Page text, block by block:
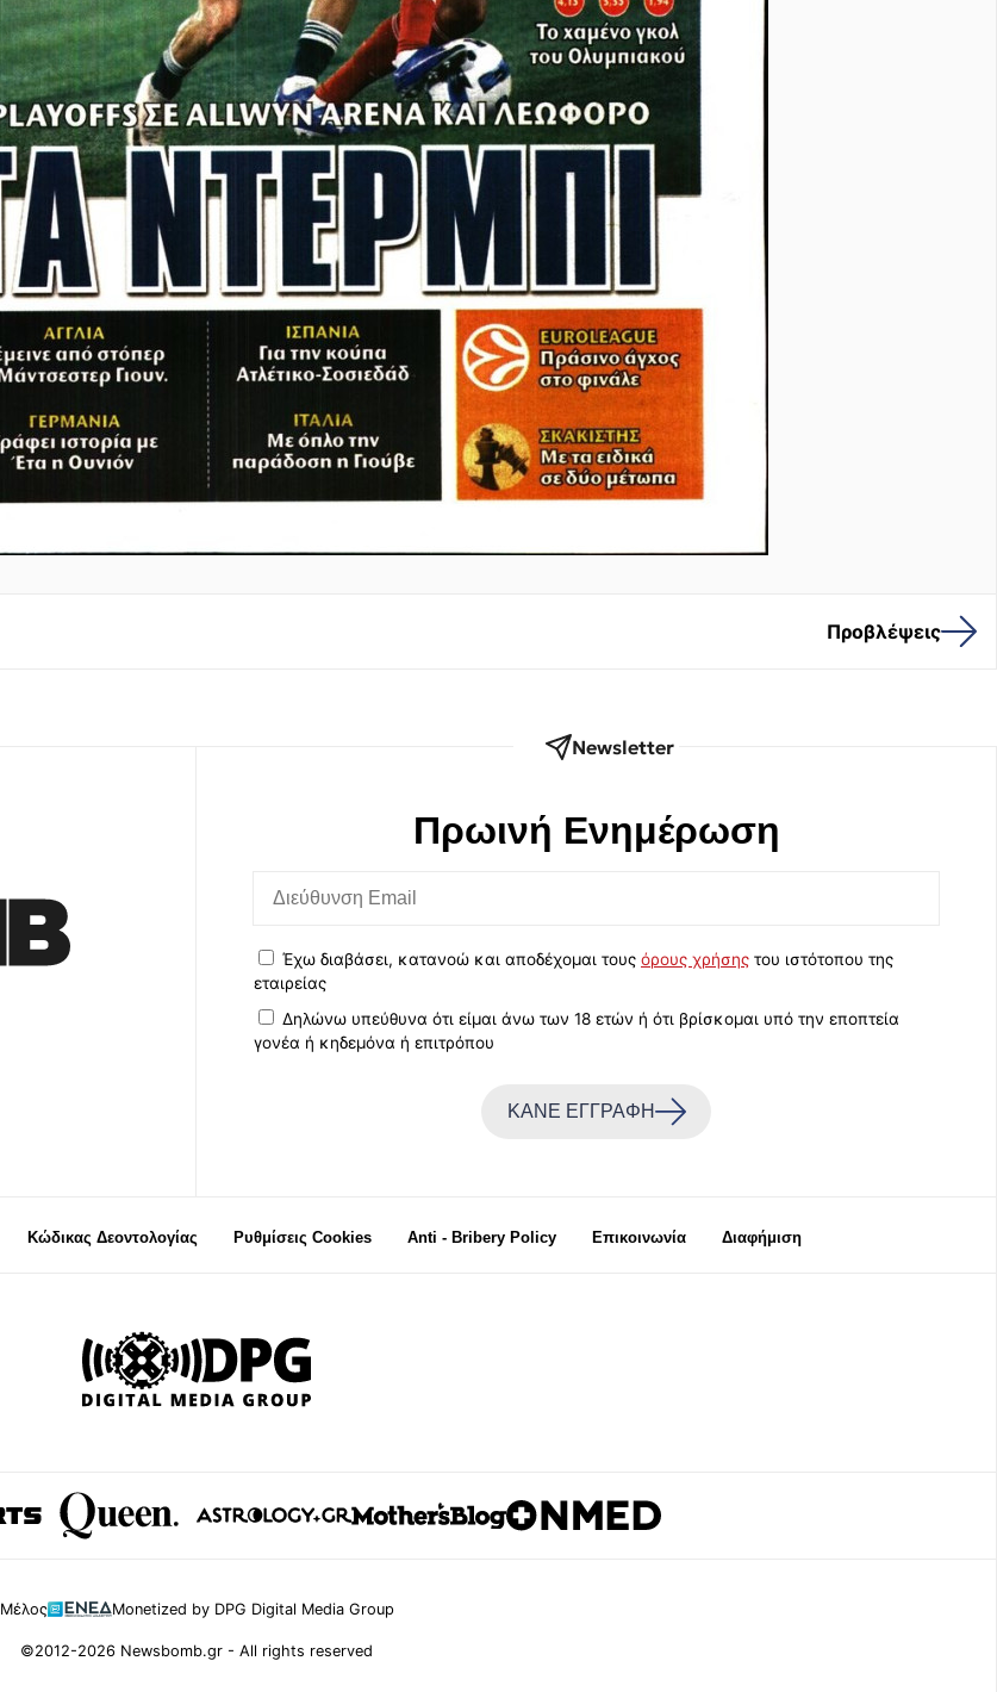
Προβλέψεις
Newsletter
Πρωινή Eνημέρωση
Έχω διαβάσει, κατανοώ και αποδέχομαι τους όρους χρήσης του ιστότοπου της
εταιρείας
Δηλώνω υπεύθυνα ότι είμαι άνω των 18 ετών ή ότι βρίσκομαι υπό την εποπτεία
γονέα ή κηδεμόνα ή επιτρόπου
ΚΑΝΕ ΕΓΓΡΑΦΗ
Κώδικας Δεοντολογίας Ρυθμίσεις Cookies Anti - Bribery Policy Επικοινωνία Διαφήμιση
Μέλος Monetized by DPG Digital Media Group
©2012-2026 Newsbomb.gr - All rights reserved